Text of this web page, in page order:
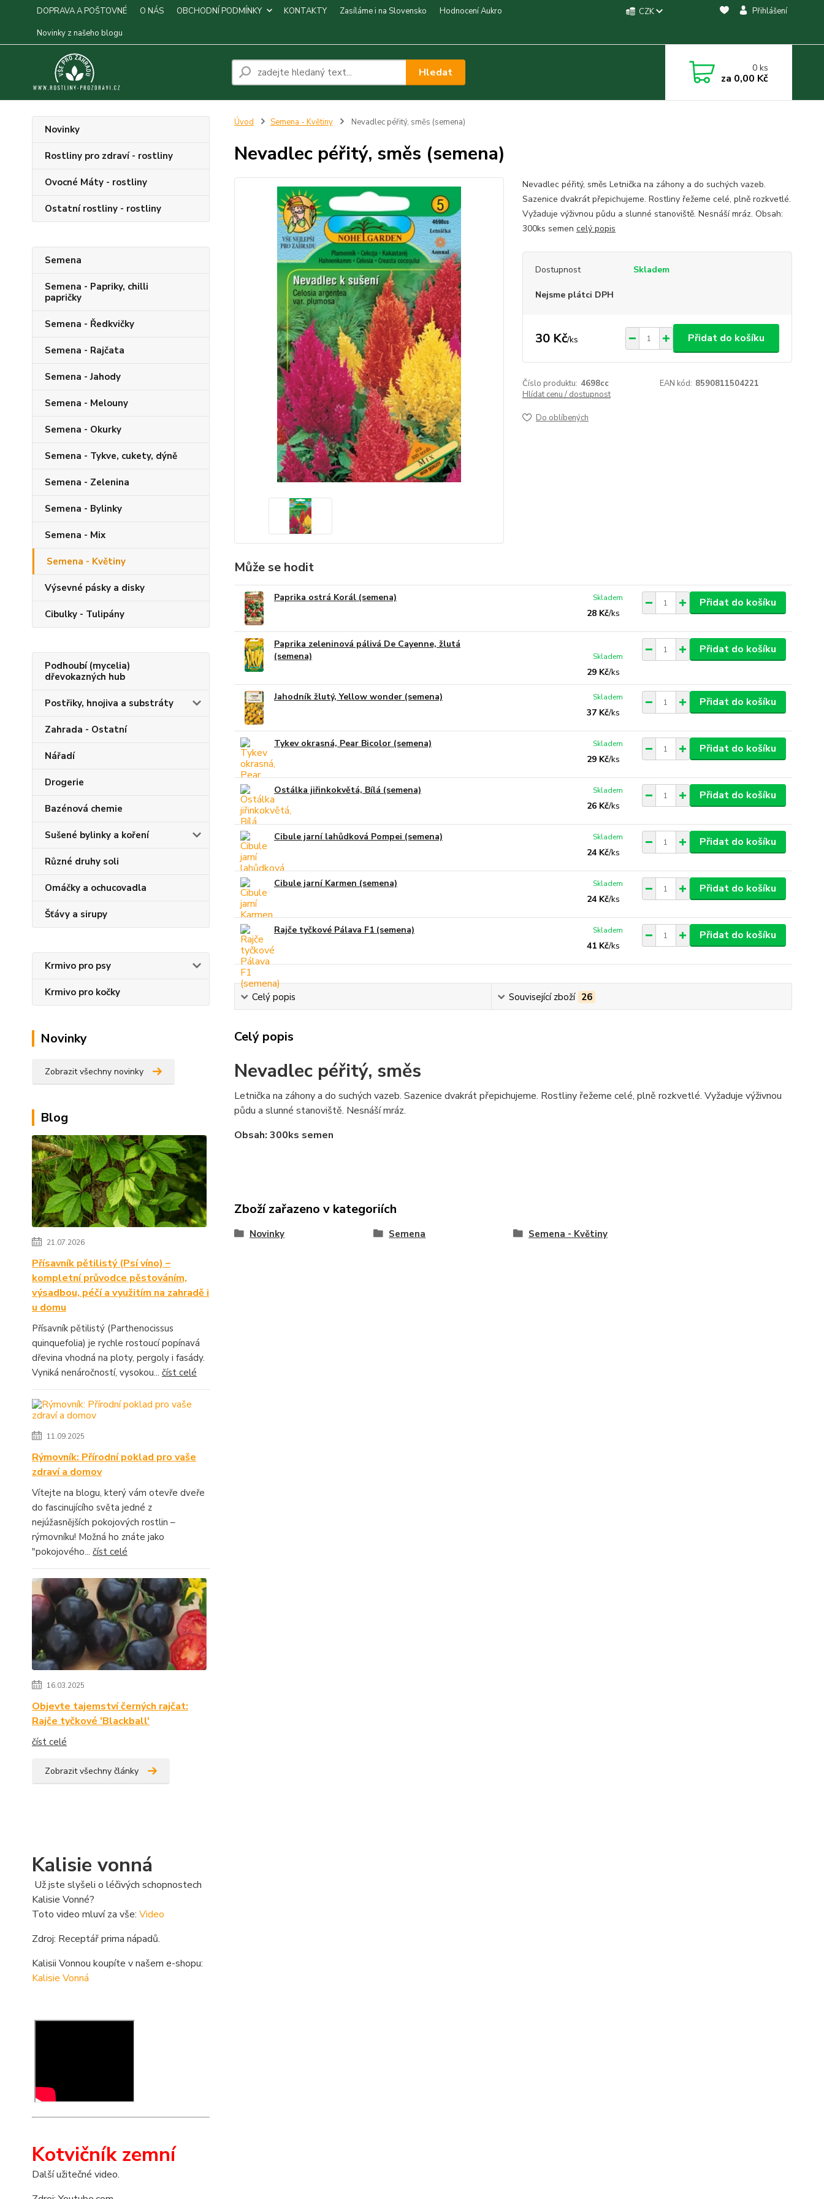
DOPRAVA A POŠTOVNÉ O NÁS OBCHODNÍ PODMÍNKY KONTAKTY Zasíláme i na Slovensko
Hodnocení Aukro
Novinky z našeho blogu
CZK Přihlášení
Hledat 0ks
za 0,00 Kč
Novinky
Rostliny pro zdraví - rostliny
Ovocné Máty - rostliny
Ostatní rostliny - rostliny
Semena
Semena - Papriky, chilli
papričky
Semena - Ředkvičky
Semena - Rajčata
Semena - Jahody
Semena - Melouny
Semena - Okurky
Semena - Tykve, cukety, dýně
Semena - Zelenina
Semena - Bylinky
Semena - Mix
Semena - Květiny
Výsevné pásky a disky
Cibulky - Tulipány
Podhoubí (mycelia)
dřevokazných hub
Postřiky, hnojiva a substráty
Zahrada - Ostatní
Nářadí
Drogerie
Bazénová chemie
Sušené bylinky a koření
Různé druhy soli
Omáčky a ochucovadla
Šťávy a sirupy
Krmivo pro psy
Krmivo pro kočky
Novinky
Zobrazit všechny novinky
Blog
21.07.2026
Přísavník pětilistý (Psí víno) –
kompletní průvodce pěstováním,
výsadbou, péčí a využitím na zahradě i
u domu
Přísavník pětilistý (Parthenocissus
quinquefolia) je rychle rostoucí popínavá
dřevina vhodná na ploty, pergoly i fasády.
Vyniká nenáročností, vysokou... číst celé
11.09.2025
Rýmovník: Přírodní poklad pro vaše
zdraví a domov
Vítejte na blogu, který vám otevře dveře
do fascinujícího světa jedné z
nejúžasnějších pokojových rostlin –
rýmovníku! Možná ho znáte jako
"pokojového... číst celé
16.03.2025
Objevte tajemství černých rajčat:
Rajče tyčkové 'Blackball'
číst celé
Zobrazit všechny články
Kalisie vonná
Už jste slyšeli o léčivých schopnostech
Kalisie Vonné?
Toto video mluví za vše: Video
Zdroj: Receptář prima nápadů.
Kalisii Vonnou koupíte v našem e-shopu:
Kalisie Vonná
Kotvičník zemní
Další užitečné video.
Úvod Semena - Květiny Nevadlec péřitý, směs (semena)
Nevadlec péřitý, směs (semena)
Nevadlec péřitý, směs Letnička na záhony a do suchých vazeb.
Sazenice dvakrát přepichujeme. Rostliny řežeme celé, plně rozkvetlé.
Vyžaduje výživnou půdu a slunné stanoviště. Nesnáší mráz. Obsah:
300ks semen celý popis
Dostupnost Skladem
Nejsme plátci DPH
30 Kč/ks Přidat do košíku
Číslo produktu: 4698cc EAN kód: 8590811504221
Hlídat cenu / dostupnost
Do oblíbených
Může se hodit
Paprika ostrá Korál (semena)
28 Kč/ks
Skladem Přidat do košíku
Paprika zeleninová pálivá De Cayenne, žlutá
(semena)
29 Kč/ks
Skladem
Přidat do košíku
Jahodník žlutý, Yellow wonder (semena)
37 Kč/ks
Skladem Přidat do košíku
Tykev okrasná, Pear Bicolor (semena)
29 Kč/ks
Skladem Přidat do košíku
Ostálka jiřinkokvětá, Bílá (semena)
26 Kč/ks
Skladem Přidat do košíku
Cibule jarní lahůdková Pompei (semena)
24 Kč/ks
Skladem Přidat do košíku
Cibule jarní Karmen (semena)
24 Kč/ks
Skladem Přidat do košíku
Rajče tyčkové Pálava F1 (semena)
41 Kč/ks
Skladem Přidat do košíku
Celý popis Související zboží 26
Celý popis
Nevadlec péřitý, směs
Letnička na záhony a do suchých vazeb. Sazenice dvakrát přepichujeme. Rostliny řežeme celé, plně rozkvetlé. Vyžaduje výživnou
půdu a slunné stanoviště. Nesnáší mráz.
Obsah: 300ks semen
Zboží zařazeno v kategoriích
Novinky Semena Semena - Květiny